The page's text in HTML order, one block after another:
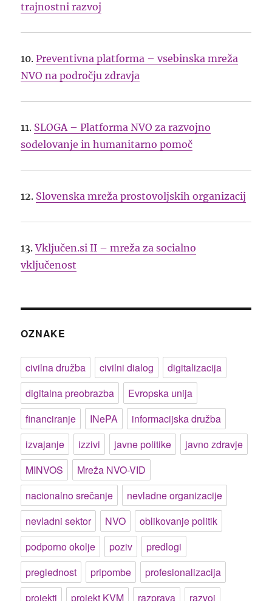
trajnostni razvoj
10.Preventivna platforma – vsebinska mreža
NVO na področju zdravja
11. SLOGA – Platforma NVO za razvojno
sodelovanje in humanitarno pomoč
12. Slovenska mreža prostovoljskih organizacij
13.Vključen.si II – mreža za socialno
vključenost
OZNAKE
civilna družba civilni dialog
digitalizacija
digitalna preobrazba
Evropska unija
financiranje
INePA
informacijska družba
izvajanje
izzivi javne politike
javno zdravje
MINVOS
Mreža NVO-VID
nacionalno srečanje
nevladne organizacije
nevladni sektor
NVO
oblikovanje politik
podporno okolje
poziv
predlogi
preglednost
pripombe
profesionalizacija
projekti
projekt KVM razprava
razvoj